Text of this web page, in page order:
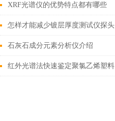
测厚仪
XRF光谱仪的优势特点都有哪些
呢？
怎样才能减少镀层厚度测试仪探头
的磨损？
石灰石成分元素分析仪介绍
红外光谱法快速鉴定聚氯乙烯塑料